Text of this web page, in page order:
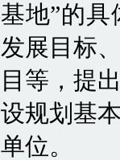
基地”的
发展目标
目等，提
设规划基
单位。